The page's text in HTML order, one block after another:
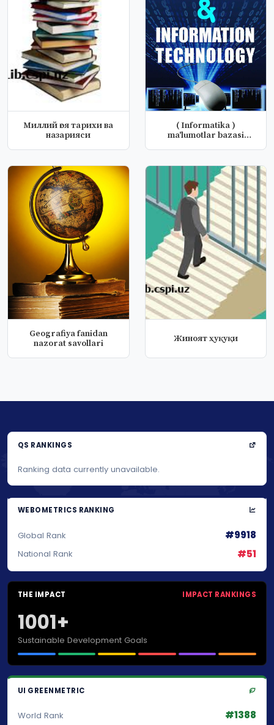
Миллий ғоя тарихи ва
назарияси
( Informatika )
ma'lumotlar bazasi
Geografiya fanidan
nazorat savollari
Жиноят ҳуқуқи
QS RANKINGS
Ranking data currently unavailable.
WEBOMETRICS RANKING
Global Rank #9918
National Rank #51
THE IMPACT IMPACT RANKINGS
1001+
Sustainable Development Goals
UI GREENMETRIC
World Rank #1388